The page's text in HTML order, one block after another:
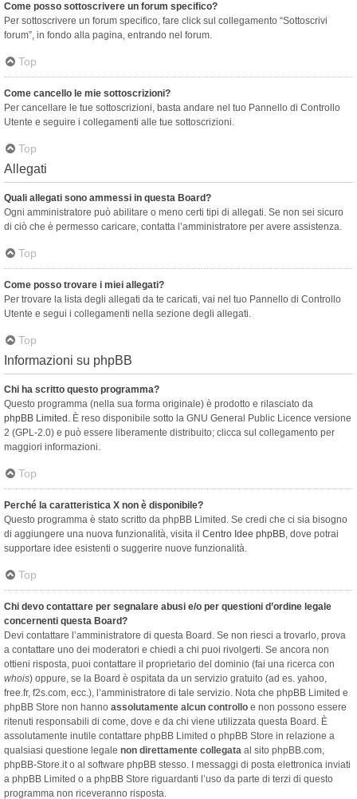
Come posso sottoscrivere un forum specifico?
Per sottoscrivere un forum specifico, fare click sul collegamento “Sottoscrivi
forum”, in fondo alla pagina, entrando nel forum.
Top
Come cancello le mie sottoscrizioni?
Per cancellare le tue sottoscrizioni, basta andare nel tuo Pannello di Controllo
Utente e seguire i collegamenti alle tue sottoscrizioni.
Top
Allegati
Quali allegati sono ammessi in questa Board?
Ogni amministratore può abilitare o meno certi tipi di allegati. Se non sei sicuro
di ciò che è permesso caricare, contatta l’amministratore per avere assistenza.
Top
Come posso trovare i miei allegati?
Per trovare la lista degli allegati da te caricati, vai nel tuo Pannello di Controllo
Utente e segui i collegamenti nella sezione degli allegati.
Top
Informazioni su phpBB
Chi ha scritto questo programma?
Questo programma (nella sua forma originale) è prodotto e rilasciato da
phpBB Limited . È reso disponibile sotto la GNU General Public Licence versione
2 (GPL-2.0) e può essere liberamente distribuito; clicca sul collegamento per
maggiori informazioni.
Top
Perché la caratteristica X non è disponibile?
Questo programma è stato scritto da phpBB Limited. Se credi che ci sia bisogno
di aggiungere una nuova funzionalità, visita il Centro Idee phpBB, dove potrai
supportare idee esistenti o suggerire nuove funzionalità.
Top
Chi devo contattare per segnalare abusi e/o per questioni d’ordine legale
concernenti questa Board?
Devi contattare l’amministratore di questa Board. Se non riesci a trovarlo, prova
a contattare uno dei moderatori e chiedi a chi puoi rivolgerti. Se ancora non
ottieni risposta, puoi contattare il proprietario del dominio (fai una ricerca con
whois) oppure, se la Board è ospitata da un servizio gratuito (ad es. yahoo,
free.fr, f2s.com, ecc.), l’amministratore di tale servizio. Nota che phpBB Limited e
phpBB Store non hanno assolutamente alcun controllo e non possono essere
ritenuti responsabili di come, dove e da chi viene utilizzata questa Board. È
assolutamente inutile contattare phpBB Limited o phpBB Store in relazione a
qualsiasi questione legale non direttamente collegata al sito phpBB.com,
phpBB-Store.it o al software phpBB stesso. I messaggi di posta elettronica inviati
a phpBB Limited o a phpBB Store riguardanti l’uso da parte di terzi di questo
programma non riceveranno risposta.